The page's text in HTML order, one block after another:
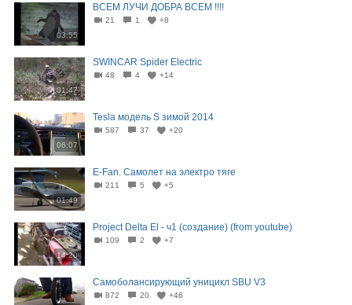
03:55
ВСЕМ ЛУЧИ ДОБРА ВСЕМ !!!!
21 1 +8
01:47
SWINCAR Spider Electric
48 4 +14
06:07
Tesla модель S зимой 2014
587 37 +20
01:49
E-Fan. Самолет на электро тяге
211 5 +5
14:20
Project Delta El - ч1 (создание) (from youtube)
109 2 +7
Самоболансирующий уницикл SBU V3
872 20 +46